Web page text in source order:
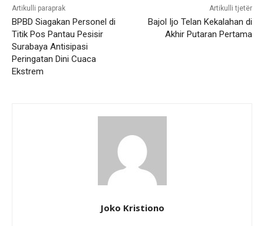
Artikulli paraprak
BPBD Siagakan Personel di
Titik Pos Pantau Pesisir
Surabaya Antisipasi
Peringatan Dini Cuaca
Ekstrem
Artikulli tjetër
Bajol Ijo Telan Kekalahan di
Akhir Putaran Pertama
Joko Kristiono